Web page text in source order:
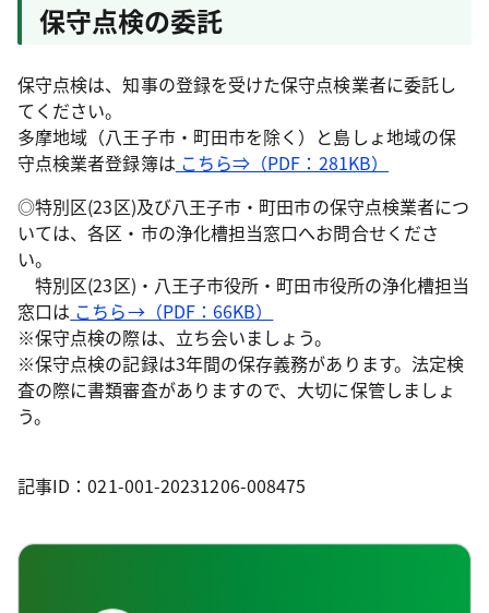
保守点検の委託
保守点検は、知事の登録を受けた保守点検業者に委託し
てください。
多摩地域（八王子市・町田市を除く）と島しょ地域の保
守点検業者登録簿は こちら⇒（PDF：281KB）
◎特別区(23区)及び八王子市・町田市の保守点検業者につ
いては、各区・市の浄化槽担当窓口へお問合せくださ
い。
特別区(23区)・八王子市役所・町田市役所の浄化槽担当
窓口は こちら→（PDF：66KB）
※保守点検の際は、立ち会いましょう。
※保守点検の記録は3年間の保存義務があります。法定検
査の際に書類審査がありますので、大切に保管しましょ
う。
記事ID：021-001-20231206-008475